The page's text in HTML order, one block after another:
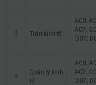
3 Toán kinh tế
A00;
A07;
D07;
4
Quản lý kinh
tế
A00;
A07;
D07;